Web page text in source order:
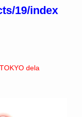
19/index
dela